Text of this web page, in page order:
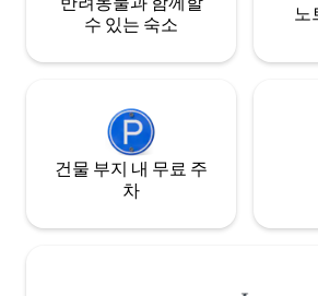
수 있는 숙소
노
건물 부지 내 무료 주
차